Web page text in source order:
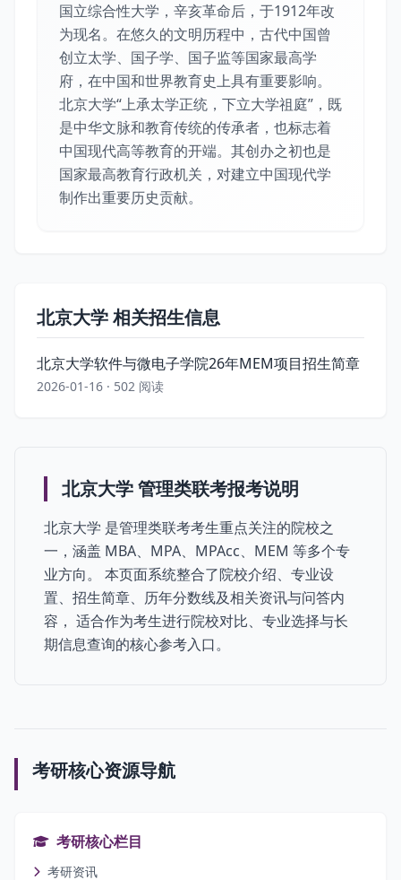
国立综合性大学，辛亥革命后，于1912年改
为现名。在悠久的文明历程中，古代中国曾
创立太学、国子学、国子监等国家最高学
府，在中国和世界教育史上具有重要影响。
北京大学“上承太学正统，下立大学祖庭”，既
是中华文脉和教育传统的传承者，也标志着
中国现代高等教育的开端。其创办之初也是
国家最高教育行政机关，对建立中国现代学
制作出重要历史贡献。
北京大学 相关招生信息
北京大学软件与微电子学院26年MEM项目招生简章
2026-01-16 · 502 阅读
北京大学 管理类联考报考说明
北京大学 是管理类联考考生重点关注的院校之
一，涵盖 MBA、MPA、MPAcc、MEM 等多个专
业方向。 本页面系统整合了院校介绍、专业设
置、招生简章、历年分数线及相关资讯与问答内
容， 适合作为考生进行院校对比、专业选择与长
期信息查询的核心参考入口。
考研核心资源导航
考研核心栏目
考研资讯